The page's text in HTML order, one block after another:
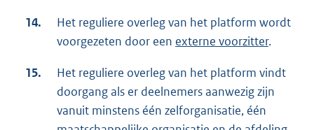
14.
Het reguliere overleg van het platform wordt
voorgezeten door een externe voorzitter.
15.
Het reguliere overleg van het platform vindt
doorgang als er deelnemers aanwezig zijn
vanuit minstens één zelforganisatie, één